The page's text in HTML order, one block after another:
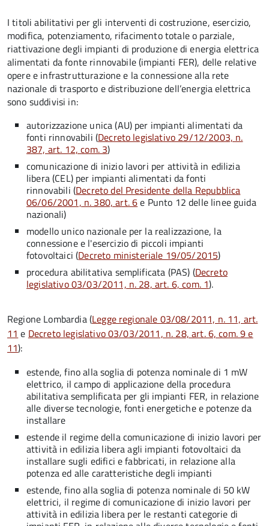
I titoli abilitativi per gli interventi di costruzione, esercizio,
modifica, potenziamento, rifacimento totale o parziale,
riattivazione degli impianti di produzione di energia elettrica
alimentati da fonte rinnovabile (impianti FER), delle relative
opere e infrastrutturazione e la connessione alla rete
nazionale di trasporto e distribuzione dell’energia elettrica
sono suddivisi in:
autorizzazione unica (AU) per impianti alimentati da
fonti rinnovabili (Decreto legislativo 29/12/2003, n.
387, art. 12, com. 3)
comunicazione di inizio lavori per attività in edilizia
libera (CEL) per impianti alimentati da fonti
rinnovabili (Decreto del Presidente della Repubblica
06/06/2001, n. 380, art. 6e Punto 12 delle linee guida
nazionali)
modello unico nazionale per la realizzazione, la
connessione e l'esercizio di piccoli impianti
fotovoltaici (Decreto ministeriale 19/05/2015)
procedura abilitativa semplificata (PAS) (Decreto
legislativo 03/03/2011, n. 28, art. 6, com. 1).
Regione Lombardia (Legge regionale 03/08/2011, n. 11, art.
11 e Decreto legislativo 03/03/2011, n. 28, art. 6, com. 9 e
11):
estende, fino alla soglia di potenza nominale di 1 mW
elettrico, il campo di applicazione della procedura
abilitativa semplificata per gli impianti FER, in relazione
alle diverse tecnologie, fonti energetiche e potenze da
installare
estende il regime della comunicazione di inizio lavori per
attività in edilizia libera agli impianti fotovoltaici da
installare sugli edifici e fabbricati, in relazione alla
potenza ed alle caratteristiche degli impianti
estende, fino alla soglia di potenza nominale di 50 kW
elettrici, il regime di comunicazione di inizio lavori per
attività in edilizia libera per le restanti categorie di